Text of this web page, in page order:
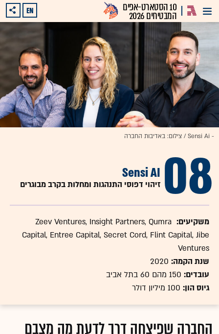
10 הסטארט-אפים
המבטיחים 2026 EN
- Sensi Ai / צילום: באדיבות החברה
08
Sensi AI
זיהוי דפוסי התנהגות ומחלות בקרב מבוגרים
משקיעים: Zeev Ventures, Insight Partners, Qumra
Capital, Entree Capital, Secret Cord, Flint Capital, Jibe
Ventures
שנת הקמה: 2020
עובדים: 150 מהם 60 בתל אביב
גיוס הון: 100 מיליון דולר
החברה שפיצחה דרך לדעת מה מצבם